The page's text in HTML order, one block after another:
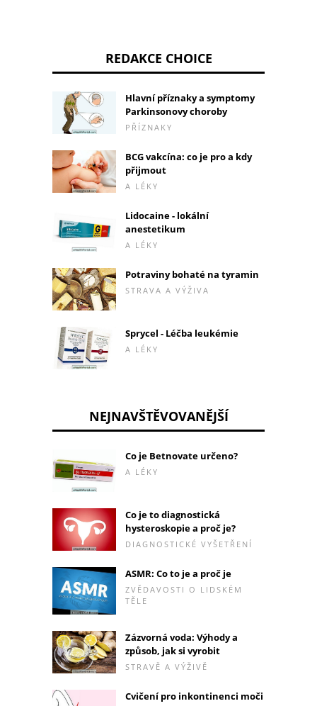
REDAKCE CHOICE
Hlavní příznaky a symptomy
Parkinsonovy choroby
PŘÍZNAKY
BCG vakcína: co je pro a kdy
přijmout
A LÉKY
Lidocaine - lokální
anestetikum
A LÉKY
Potraviny bohaté na tyramin
STRAVA A VÝŽIVA
Sprycel - Léčba leukémie
A LÉKY
NEJNAVŠTĚVOVANĚJŠÍ
Co je Betnovate určeno?
A LÉKY
Co je to diagnostická
hysteroskopie a proč je?
DIAGNOSTICKÉ VYŠETŘENÍ
ASMR: Co to je a proč je
ZVĚDAVOSTI O LIDSKÉM
TĚLE
Zázvorná voda: Výhody a
způsob, jak si vyrobit
STRAVĚ A VÝŽIVĚ
Cvičení pro inkontinenci moči